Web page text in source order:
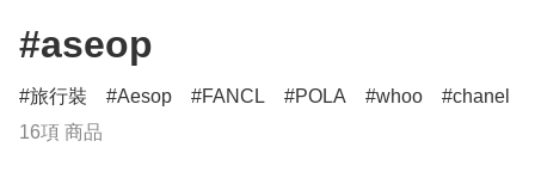
#aseop
旅行裝 Aesop FANCL POLA whoo
chanel
16項 商品